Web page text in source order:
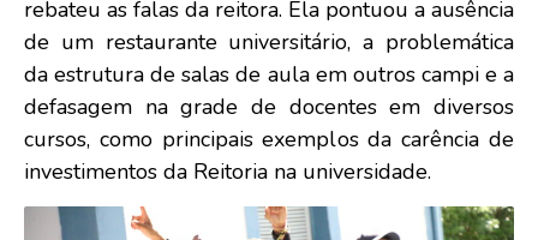
rebateu as falas da reitora. Ela pontuou a ausência
de um restaurante universitário, a problemática
da estrutura de salas de aula em outros campi e a
defasagem na grade de docentes em diversos
cursos, como principais exemplos da carência de
investimentos da Reitoria na universidade.